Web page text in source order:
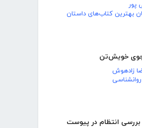
پور
بهترین کتاب‌های داستان
خویش‌تن
زادهوش
بررسی انتظام در پیوست